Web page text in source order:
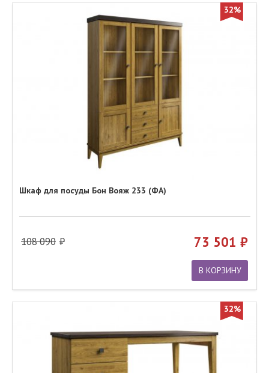
32%
Шкаф для посуды Бон Вояж 233 (ФА)
108 090 73 501
В КОРЗИНУ
32%